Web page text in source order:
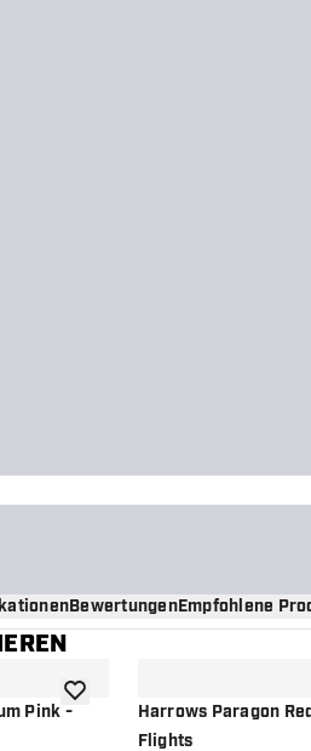
BewertungenEmpfohlene
Pink -Zur Wunschliste hinzufügen
Harrows Paragon
Flights